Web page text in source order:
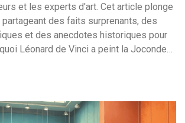
et les experts d'art. Cet article plonge
des faits surprenants, des
et des anecdotes historiques pour
Léonard de Vinci a peint la Joconde
et l'influence de la mode à la
du public pour ce chef-d'œuvre du